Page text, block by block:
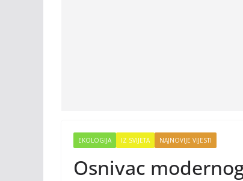
EKOLOGIJA IZ SVIJETA NAJNOVIJE VIJESTI
Osnivac